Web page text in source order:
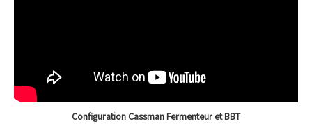
Configuration Cassman Fermenteur et BBT